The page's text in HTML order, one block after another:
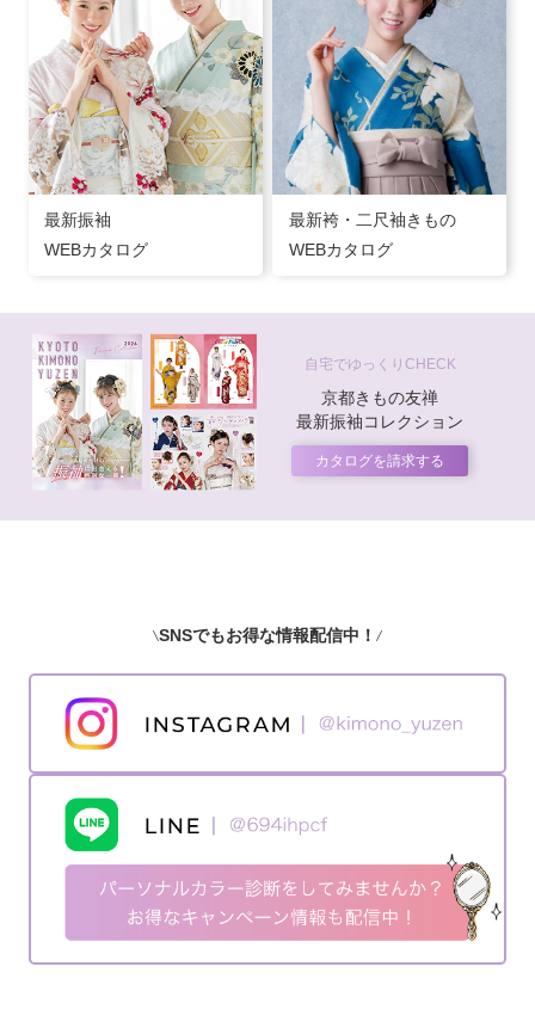
最新振袖
WEBカタログ
最新袴・二尺袖きもの
WEBカタログ
自宅でゆっくりCHECK
京都きもの友禅
最新振袖コレクション
カタログを請求する
SNSでもお得な情報配信中！